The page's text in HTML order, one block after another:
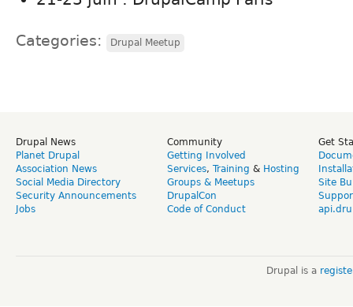
Categories: Drupal Meetup
Drupal News
Planet Drupal
Association News
Social Media Directory
Security Announcements
Jobs
Community
Getting Involved
Services, Training & Hosting
Groups & Meetups
DrupalCon
Code of Conduct
Get
Site
Drupal is a